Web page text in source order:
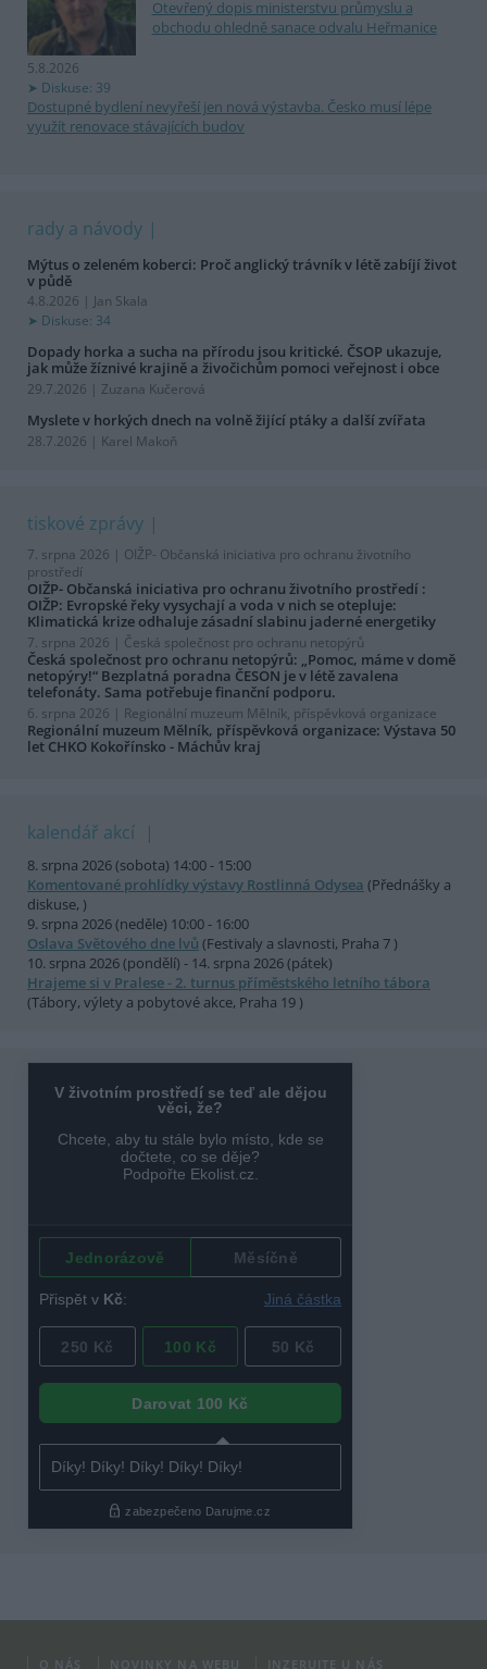
Otevřený dopis ministerstvu průmyslu a
obchodu ohledně sanace odvalu Heřmanice
5.8.2026
Diskuse: 39
Dostupné bydlení nevyřeší jen nová výstavba. Česko musí lépe
využít renovace stávajících budov
rady a návody
Mýtus o zeleném koberci: Proč anglický trávník v létě zabíjí život
v půdě
4.8.2026 | Jan Skala
Diskuse: 34
Dopady horka a sucha na přírodu jsou kritické. ČSOP ukazuje,
jak může žíznivé krajině a živočichům pomoci veřejnost i obce
29.7.2026 | Zuzana Kučerová
Myslete v horkých dnech na volně žijící ptáky a další zvířata
28.7.2026 | Karel Makoň
tiskové zprávy
7. srpna 2026 | OIŽP- Občanská iniciativa pro ochranu životního
prostředí
OIŽP- Občanská iniciativa pro ochranu životního prostředí :
OIŽP: Evropské řeky vysychají a voda v nich se otepluje:
Klimatická krize odhaluje zásadní slabinu jaderné energetiky
7. srpna 2026 | Česká společnost pro ochranu netopýrů
Česká společnost pro ochranu netopýrů: „Pomoc, máme v domě
netopýry!“ Bezplatná poradna ČESON je v létě zavalena
telefonáty. Sama potřebuje finanční podporu.
6. srpna 2026 | Regionální muzeum Mělník, příspěvková organizace
Regionální muzeum Mělník, příspěvková organizace: Výstava 50
let CHKO Kokořínsko - Máchův kraj
kalendář akcí
8. srpna 2026 (sobota) 14:00 - 15:00
Komentované prohlídky výstavy Rostlinná Odysea (Přednášky a
diskuse, )
9. srpna 2026 (neděle) 10:00 - 16:00
Oslava Světového dne lvů (Festivaly a slavnosti, Praha 7 )
10. srpna 2026 (pondělí) - 14. srpna 2026 (pátek)
Hrajeme si v Pralese - 2. turnus příměstského letního tábora
(Tábory, výlety a pobytové akce, Praha 19 )
O NÁS NOVINKY NA WEBU INZERUJTE U NÁS